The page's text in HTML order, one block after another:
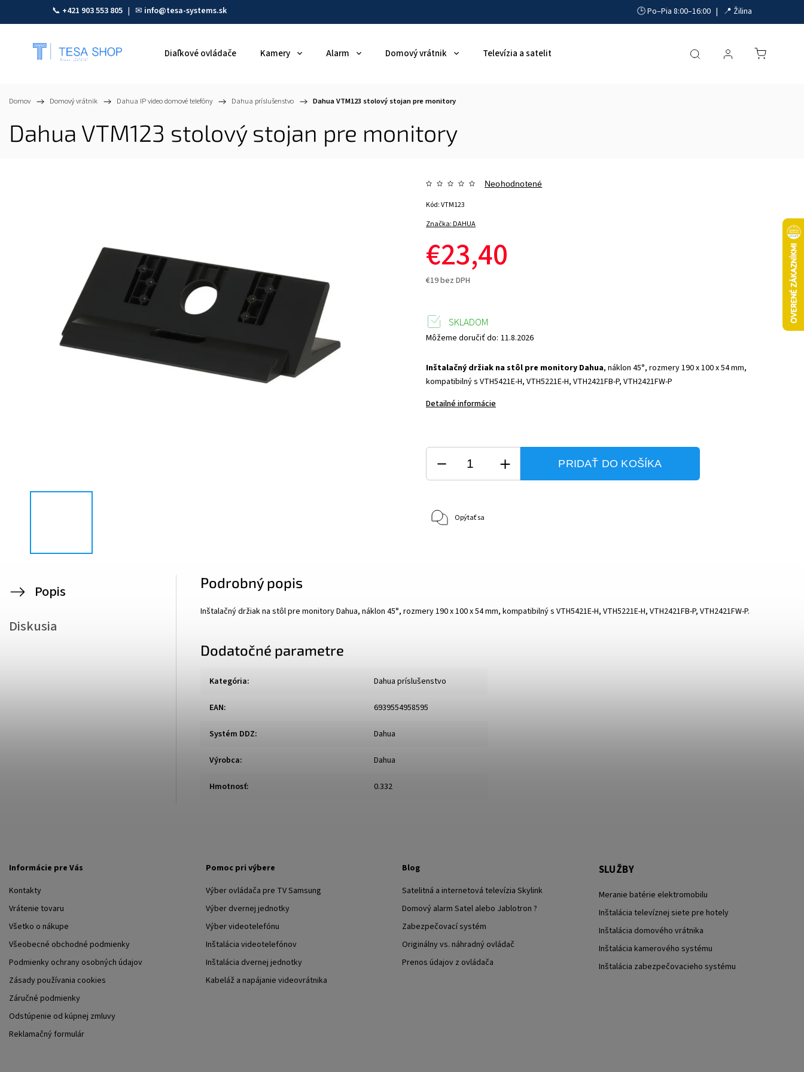
📞 +421 903 553 805 | ✉ info@tesa-systems.sk 🕒 Po–Pia 8:00–16:00 | 📍 Žilina
Diaľkové ovládače Kamery Alarm Domový vrátnik Televízia a satelit Akumulátory, UPS a zdroje Parkovacie systémy
Domov / Domový vrátnik / Dahua IP video domové telefóny / Dahua príslušenstvo / Dahua VTM123 stolový stojan pre monitory
Dahua VTM123 stolový stojan pre monitory
Značka:DAHUA
Neohodnotené
€23,40
€19 bez DPH
Kód:VTM123
Inštalačný držiak na stôl pre monitory Dahua, náklon 45°, rozmery 190 x 100 x 54 mm,
kompatibilný s VTH5421E-H, VTH5221E-H, VTH2421FB-P, VTH2421FW-P
Detailné informácie
SKLADOM
Môžeme doručiť do: 11.8.2026
PRIDAŤ DO KOŠÍKA
Opýtať sa
Popis
Diskusia
Podrobný popis
Inštalačný držiak na stôl pre monitory Dahua, náklon 45°, rozmery 190 x 100 x 54 mm, kompatibilný s VTH5421E-H, VTH5221E-H, VTH2421FB-P, VTH2421FW-P.
Dodatočné parametre
Kategória: Dahua príslušenstvo
EAN: 6939554958595
Systém DDZ: Dahua
Výrobca: Dahua
Hmotnosť: 0.332
Informácie pre Vás
Kontakty
Vrátenie tovaru
Všetko o nákupe
Všeobecné obchodné podmienky
Podmienky ochrany osobných údajov
Zásady používania cookies
Záručné podmienky
Odstúpenie od kúpnej zmluvy
Reklamačný formulár
Pomoc pri výbere
Výber ovládača pre TV Samsung
Výber dvernej jednotky
Výber videotelefónu
Inštalácia videotelefónov
Inštalácia dvernej jednotky
Kabeláž a napájanie videovrátnika
Blog
Satelitná a internetová televízia Skylink
Domový alarm Satel alebo Jablotron ?
Zabezpečovací systém
Originálny vs. náhradný ovládač
Prenos údajov z ovládača
SLUŽBY
Meranie batérie elektromobilu
Inštalácia televíznej siete pre hotely
Inštalácia domového vrátnika
Inštalácia kamerového systému
Inštalácia zabezpečovacieho systému